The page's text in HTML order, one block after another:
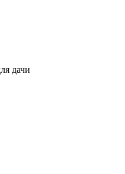
дачи